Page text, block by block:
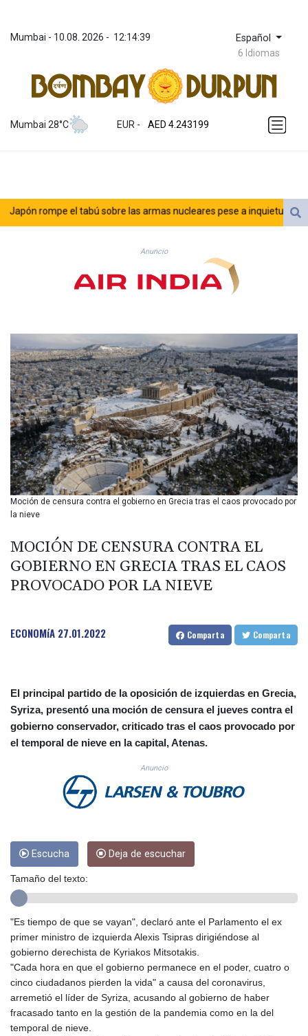
Mumbai - 10.08. 2026 - 12:14:39 Español
6 Idiomas
Mumbai 28°C EUR -
ZWL 372.037716
AED 4.243199
AFN 76.816385
ARS 1731.96426
AUD 1.634492
AZN 1.961832
BAM 1.955111
BBD 2.320873
BDT 142.639766
BMD 1.155398
BND 1.47658
BOB 13.695177
BRL 5.874733
BSD 1.152289
BTN 109.648538
BWP 15.553455
BYN 3.431177
BYR 22645.802735
BZD 2.317474
CAD 1.612324
CDF 2614.086957
CLP 1054.878725
CNY 7.796165
CNH 7.792791
COP 3648.389022
CUC 1.155398
CUP 30.61805
DKK 7.475264
DOP 67.26602
DZD 153.587771
EGP 57.609419
FJD 2.552261
GGP 0.857019
GHS 13.519372
GMD 84.920858
GTQ 8.791676
GYD 241.024009
HKD 9.064594
HNL 30.884989
HRK 7.534375
HTG 150.666939
HUF 363.033032
rompe el tabú sobre las armas nucleares pese a inquietud de
Anuncio
Moción de censura contra el gobierno en Grecia tras el caos provocado por
la nieve
MOCIÓN DE CENSURA CONTRA EL
GOBIERNO EN GRECIA TRAS EL CAOS
PROVOCADO POR LA NIEVE
ECONOMíA 27.01.2022 Comparta Comparta
El principal partido de la oposición de izquierdas en Grecia,
Syriza, presentó una moción de censura el jueves contra el
gobierno conservador, criticado tras el caos provocado por
el temporal de nieve en la capital, Atenas.
Anuncio
Escucha Deja de escuchar
Tamaño del texto:
"Es tiempo de que se vayan", declaró ante el Parlamento el ex
primer ministro de izquierda Alexis Tsipras dirigiéndose al
gobierno derechista de Kyriakos Mitsotakis.
"Cada hora en que el gobierno permanece en el poder, cuatro o
cinco ciudadanos pierden la vida" a causa del coronavirus,
arremetió el líder de Syriza, acusando al gobierno de haber
fracasado tanto en la gestión de la pandemia como en la del
temporal de nieve.